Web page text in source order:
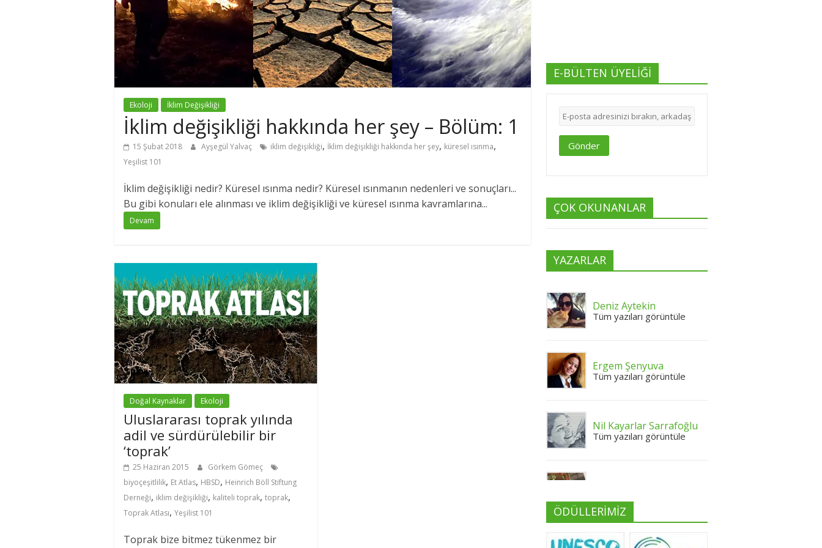
Ekoloji İklim Değişikliği
İklim değişikliği hakkında her şey – Bölüm: 1
15 Şubat 2018 Ayşegül Yalvaç iklim değişikliği, İklim değişikliği hakkında her şey, küresel ısınma,
Yeşilist 101
İklim değişikliği nedir? Küresel ısınma nedir? Küresel ısınmanın nedenleri ve sonuçları...
Bu gibi konuları ele alınması ve iklim değişikliği ve küresel ısınma kavramlarına...
Devam
Doğal Kaynaklar Ekoloji
Uluslararası toprak yılında
adil ve sürdürülebilir bir
‘toprak’
25 Haziran 2015
Görkem Gömeç
biyoçeşitlilik, Et Atlas, HBSD, Heinrich Böll Stiftung
Derneği, iklim değişikliği, kaliteli toprak, toprak,
Toprak Atlası, Yeşilist 101
Toprak bize bitmez tükenmez bir
E-BÜLTEN ÜYELİĞİ
Gönder
ÇOK OKUNANLAR
YAZARLAR
Deniz Aytekin
Tüm yazıları görüntüle
Ergem Şenyuva
Tüm yazıları görüntüle
Nil Kayarlar Sarrafoğlu
Tüm yazıları görüntüle
Neslihan Edeş
ÖDÜLLERİMİZ